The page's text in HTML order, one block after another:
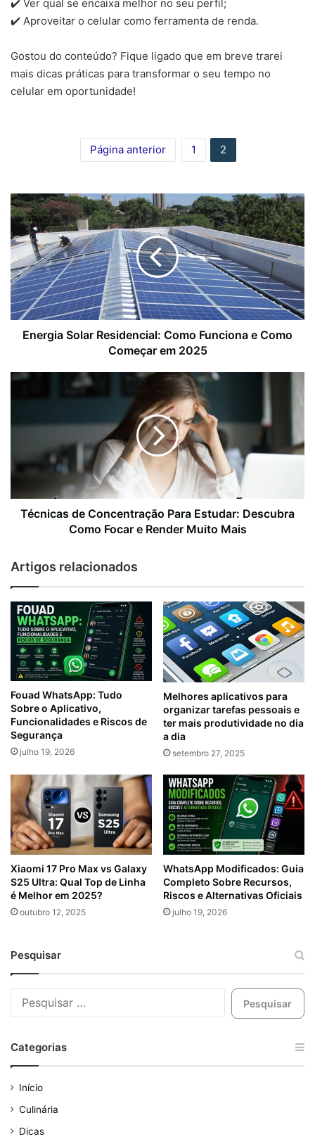
✔️ Ver qual se encaixa melhor no seu perfil;
✔️ Aproveitar o celular como ferramenta de renda.
Gostou do conteúdo? Fique ligado que em breve trarei
mais dicas práticas para transformar o seu tempo no
celular em oportunidade!
Página anterior 1 2
Energia Solar Residencial: Como Funciona e Como
Começar em 2025
Técnicas de Concentração Para Estudar: Descubra
Como Focar e Render Muito Mais
Artigos relacionados
Fouad WhatsApp: Tudo
Sobre o Aplicativo,
Funcionalidades e Riscos de
Segurança
julho 19, 2026
Melhores aplicativos para
organizar tarefas pessoais e
ter mais produtividade no dia
a dia
setembro 27, 2025
Xiaomi 17 Pro Max vs Galaxy
S25 Ultra: Qual Top de Linha
é Melhor em 2025?
outubro 12, 2025
WhatsApp Modificados: Guia
Completo Sobre Recursos,
Riscos e Alternativas Oficiais
julho 19, 2026
Pesquisar
Categorias
Início
Culinária
Dicas